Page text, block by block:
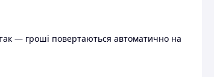
— гроші повертаються автоматично на